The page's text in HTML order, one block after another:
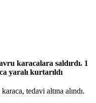
karacalara saldırdı. 1
yaralı kurtarıldı
tedavi altına alındı.